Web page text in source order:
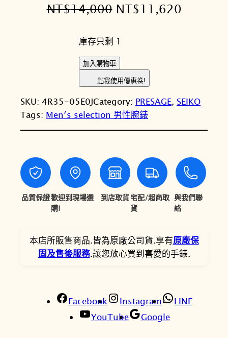
NT$14,000 原
價
格
：
N
T
$
4
,
0
0
。
NT$ 11,620
N
$
1
,
6
0
。
庫存只剩 1
I
K
O
精
P
r
s
e
S
R
1
7
加入購物車
點我使用優惠卷!
SKU: 4R35-05E0JCategory: PRESAGE, SEIKO
Tags: Men′s selection 男性腕錶
品質保證歡迎到現場選
購!
到店取貨宅配/超商取
貨
與我們聯
絡
本店所販售商品.皆為原廠公司貨.享有原廠保
固及售後服務.讓您放心買到喜愛的手錶.
Facebook Instagram
LINE
YouTube
Google